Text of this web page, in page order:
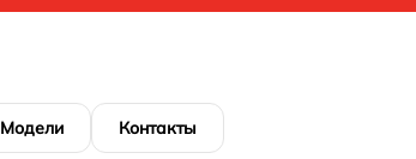
Модели Контакты